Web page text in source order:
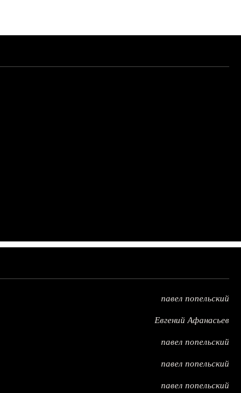
павел попельский
Евгений Афанасьев
павел попельский
павел попельский
павел попельский